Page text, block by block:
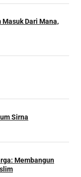
Dari Mana,
Sirna
Membangun